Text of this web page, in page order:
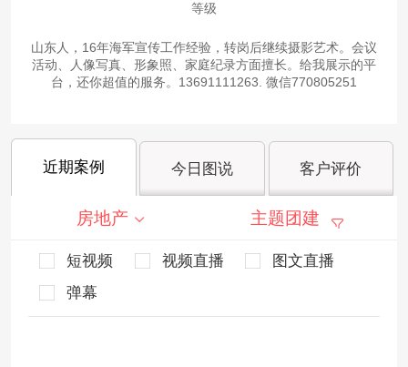
等级
山东人，16年海军宣传工作经验，转岗后继续摄影艺术。会议
活动、人像写真、形象照、家庭纪录方面擅长。给我展示的平
台，还你超值的服务。13691111263. 微信770805251
近期案例 今日图说 客户评价
房地产 主题团建
短视频 视频直播
图文直播
弹幕